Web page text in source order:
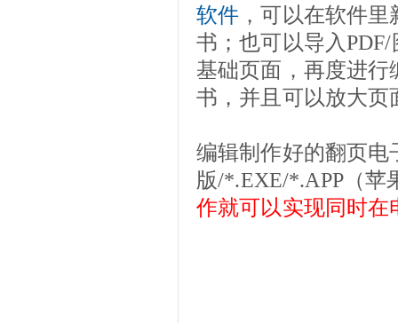
软件 ，可以在软件
书；也可以导入
基础页面，再度进
书，并且可以放大页
编辑制作好的翻页
版/*.EXE/*.APP（苹
作就可以实现同时在